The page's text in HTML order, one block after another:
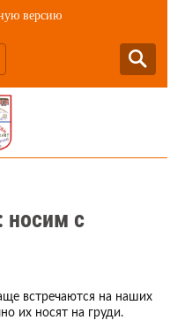
версию
носим с
встречаются на наших
их носят на груди.